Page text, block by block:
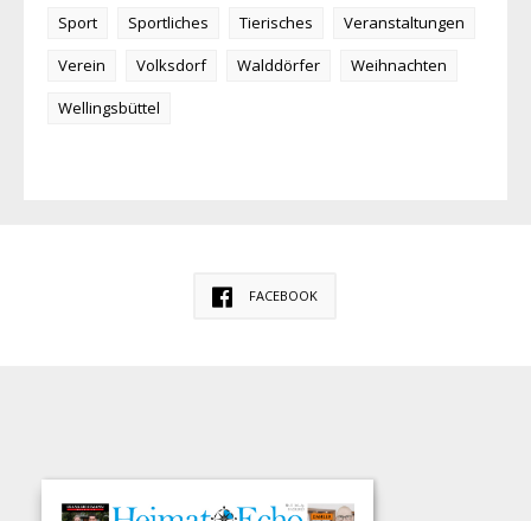
Sport
Sportliches Tierisches
Veranstaltungen
Verein
Volksdorf Walddörfer
Weihnachten
Wellingsbüttel
FACEBOOK